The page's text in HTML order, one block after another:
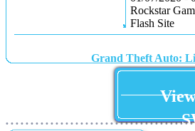
Rockstar
Flash Site
Grand Theft Auto:
• • • • • • • • • • • • • • • • • • • • • • • • • • • • • • • • • • • • •